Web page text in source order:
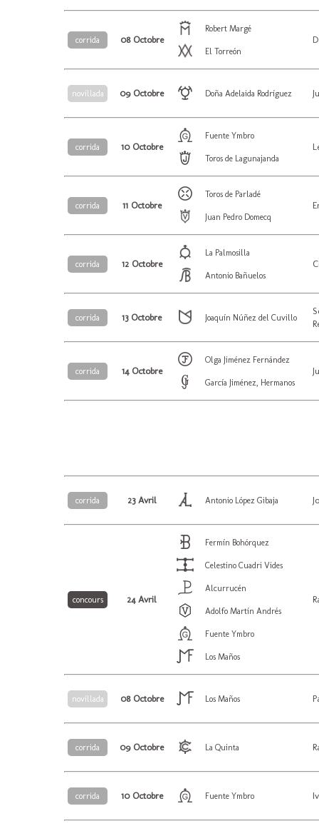
corrida 08 Octobre
Robert Margé
El Torreón
novillada 09 Octobre Doña Adelaida Rodríguez
corrida 10 Octobre
Fuente Ymbro
Toros de Lagunajanda
corrida 11 Octobre
Toros de Parladé
Juan Pedro Domecq
corrida 12 Octobre
La Palmosilla
Antonio Bañuelos
corrida 13 Octobre Joaquín Núñez del Cuvillo
corrida 14 Octobre
Olga Jiménez Fernández
García Jiménez, Hermanos
corrida 23 Avril Antonio López Gibaja
concours 24 Avril
Fermín Bohórquez
Celestino Cuadri Vides
Alcurrucén
Adolfo Martín Andrés
Fuente Ymbro
Los Maños
novillada 08 Octobre Los Maños
corrida 09 Octobre La Quinta
corrida 10 Octobre Fuente Ymbro